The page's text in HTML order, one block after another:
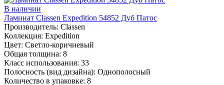
В наличии
Ламинат Classen Expedition 54852 Дуб Патос
Производитель: Classen
Коллекция: Expedition
Цвет: Светло-коричневый
Общая толщина: 8
Класс использования: 33
Полосность (вид дизайна): Однополосный
Количество в упаковке: 8